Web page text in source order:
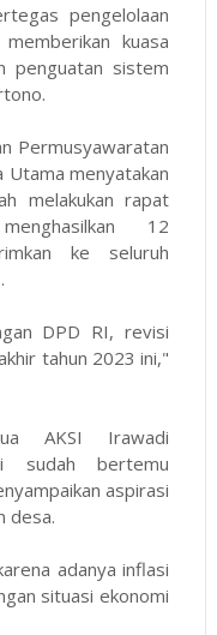
pengelolaan
kuasa
penguatan sistem
Permusyawaratan
Utama menyatakan
melakukan rapat
12
ke seluruh
DPD RI, revisi
tahun 2023 ini,"
AKSI Irawadi
sudah bertemu
aspirasi
desa.
adanya inflasi
situasi ekonomi